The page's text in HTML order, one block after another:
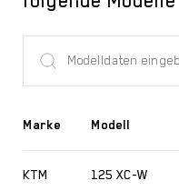
Marke Modell
KTM 125 XC-W